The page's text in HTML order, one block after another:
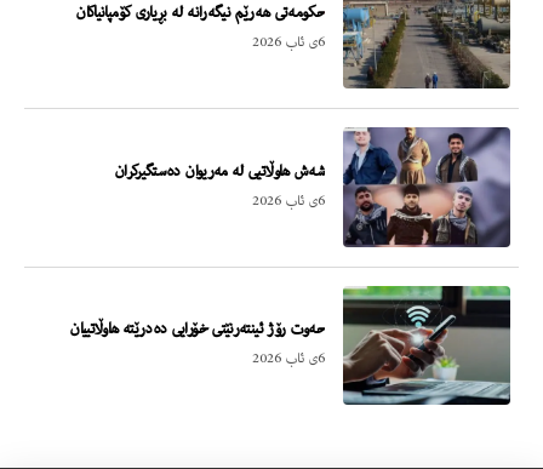
حکومەتی هەرێم نیگەرانە لە بڕیاری کۆمپانیاکان
6ی ئاب 2026
شەش هاوڵاتیی لە مەریوان دەستگیرکران
6ی ئاب 2026
حەوت رۆژ ئینتەرنێتی خۆرایی دەدرێتە هاوڵاتییان
6ی ئاب 2026